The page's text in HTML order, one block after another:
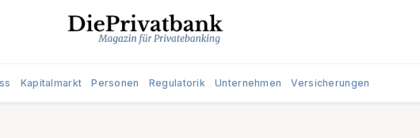
Kapitalmarkt Personen Regulatorik Unternehmen Versicherungen